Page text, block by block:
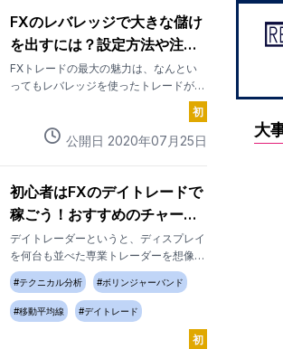
FXのレバレッジで大きな儲け
を出すには？設定方法や注意
点なども解説
FXトレードの最大の魅力は、なんとい
ってもレバレッジを使ったトレードがで
きる点です。レバレッジとは、小さな元
手資金で大きな金額を取引できる仕組み
です。実際にレバレッジをかけること
初
公開日 2020年07 月 25日
初心者はFXのデイトレードで
稼ごう！おすすめのチャート
分析を紹介
デイトレーダーというと、ディスプレイ
を何台も並べた専業トレーダーを想像す
るかもしれません。しかし、FXのデイ
トレードは、初心者でも比較的挑戦しや
すいといわれているトレードスタイルで
す。
#テクニカル分析 #ボリンジャーバンド
#移動平均線 #デイトレード
初
大